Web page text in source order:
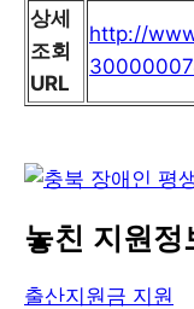
상세
조회
URL
http://
놓친 지원정
출산지원금 지원